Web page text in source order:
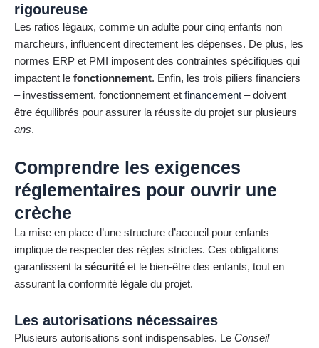
rigoureuse
Les ratios légaux, comme un adulte pour cinq enfants non
marcheurs, influencent directement les dépenses. De plus, les
normes ERP et PMI imposent des contraintes spécifiques qui
impactent le fonctionnement. Enfin, les trois piliers financiers
– investissement, fonctionnement et financement – doivent
être équilibrés pour assurer la réussite du projet sur plusieurs
ans.
Comprendre les exigences
réglementaires pour ouvrir une
crèche
La mise en place d’une structure d’accueil pour enfants
implique de respecter des règles strictes. Ces obligations
garantissent lasécurité et le bien-être des enfants, tout en
assurant la conformité légale du projet.
Les autorisations nécessaires
Plusieurs autorisations sont indispensables. Le Conseil